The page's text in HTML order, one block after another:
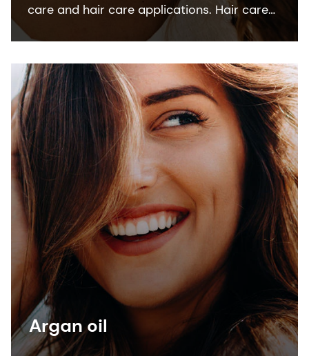
care and hair care applications. Hair care
studies demonstrated its efficacy to
panthenol, and keratin amino acids.
Argan oil